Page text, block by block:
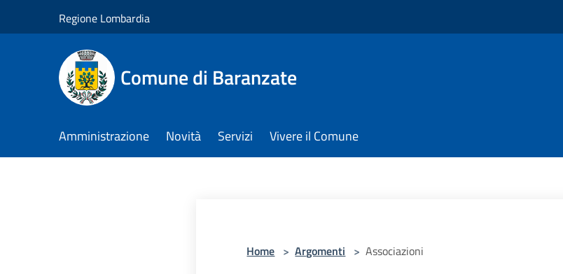
Regione Lombardia
Comune di Baranzate
Amministrazione Novità Servizi Vivere il Comune
Home > Argomenti > Associazioni